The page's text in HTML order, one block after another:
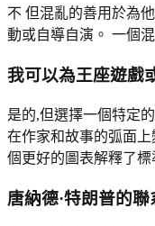
不 但混亂的善用於為
動或自導自演。 一個
我可以為王座遊戲
是的,但選擇一個特定
在作家和故事的弧面
個更好的圖表解釋了
唐納德·特朗普的